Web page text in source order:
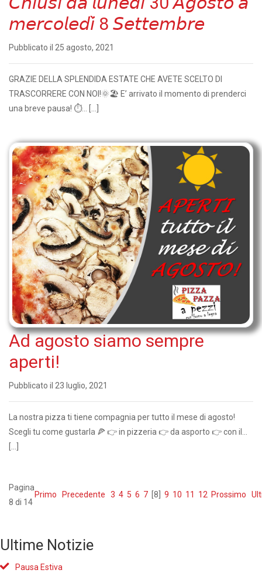
𝘮𝘦𝘳𝘤𝘰𝘭𝘦𝘥𝘪̀ 8 𝘚𝘦𝘵𝘵𝘦𝘮𝘣𝘳𝘦
Pubblicato il 25 agosto, 2021
GRAZIE DELLA SPLENDIDA ESTATE CHE AVETE SCELTO DI
TRASCORRERE CON NOI!🌞🏖️ E’ arrivato il momento di prenderci
una breve pausa! ⏱... […]
Ad agosto siamo sempre
aperti!
Pubblicato il 23 luglio, 2021
La nostra pizza ti tiene compagnia per tutto il mese di agosto!
Scegli tu come gustarla 🍕 👉 in pizzeria 👉 da asporto 👉 con il...
[…]
Pagina
8 di 14
Primo Precedente 3 4 5 6 7 [8] 9 10 11 12 Prossimo
Ultime Notizie
Pausa Estiva